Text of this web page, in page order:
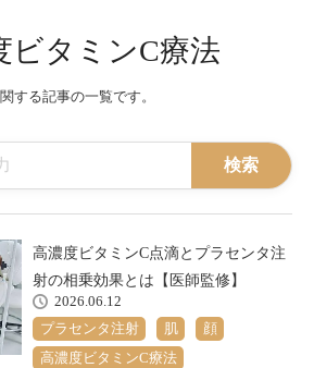
ビタミンC療法
する記事の一覧です。
検索
高濃度ビタミンC点滴とプラセンタ注
射の相乗効果とは【医師監修】
2026.06.12
プラセンタ注射
肌
顔
高濃度ビタミンC療法